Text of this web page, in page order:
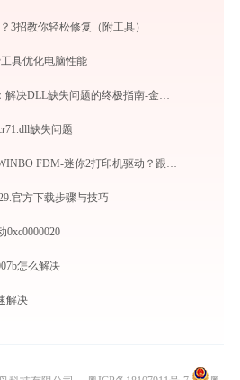
3招教你轻松修复（附工具）
具优化电脑性能
msvcp60.dll修复工具：解决DLL缺失问题的终极指南-金山毒霸
缺失问题
官方下载步骤与技巧
0xc0000020
怎么解决
解决